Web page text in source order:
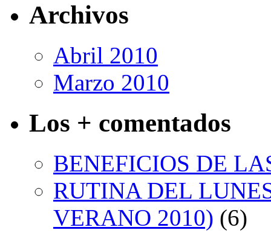
Archivos
Abril 2010
Marzo 2010
Los + comentados
BENEFICIOS DE
RUTINA DEL
VERANO 2010) (6)